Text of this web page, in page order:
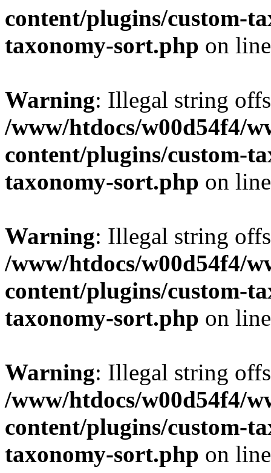
content/plugins/custom-
taxonomy-sort.php on
Warning: Illegal string
/www/htdocs/w00d54f4/
content/plugins/custom-
taxonomy-sort.php on
Warning: Illegal string
/www/htdocs/w00d54f4/
content/plugins/custom-
taxonomy-sort.php on
Warning: Illegal string
/www/htdocs/w00d54f4/
content/plugins/custom-
taxonomy-sort.php on